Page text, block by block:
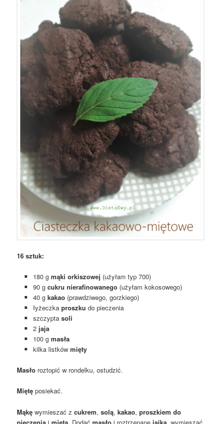
16 sztuk:
180 g mąki orkiszowej (użyłam typ 700)
90 g cukru nierafinowanego(użyłam kokosowego)
40 g kakao(prawdziwego, gorzkiego)
łyżeczka proszku do pieczenia
szczypta soli
2 jaja
100 g masła
kilka listków mięty
Masło roztopić w rondelku, ostudzić.
Miętę posiekać.
Mąkę wymieszać zcukrem,solą,kakao,proszkiem do
pieczenia imiętą. Dodaćmasło i roztrzepane jajka, wymieszać